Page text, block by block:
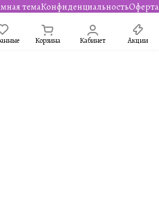
темаКонфиденциальностьОферта
Корзина Кабинет Акции